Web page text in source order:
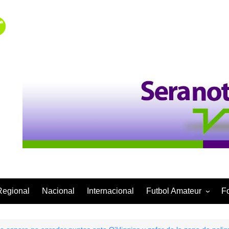
Nacional Internacional Futbol Amateur